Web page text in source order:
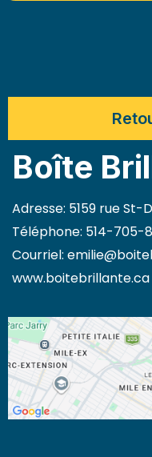
Boîte
Adresse: 5159 rue St-
Téléphone: 514-705-
Courriel:
www.boitebrillante.ca